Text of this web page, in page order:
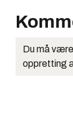
Du må
oppretting